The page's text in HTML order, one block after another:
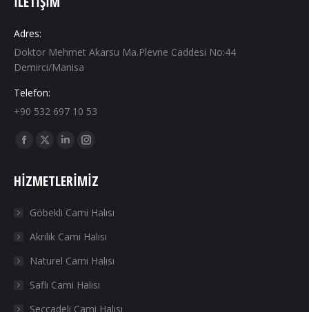
Adres:
Doktor Mehmet Akarsu Ma.Plevne Caddesi No:44
Demirci/Manisa
Telefon:
+90 532 697 10 53
Find us on:
Facebook
opens
new
window
X
opens
new
window
Linkedin
opens
new
window
Instagram
opens
new
window
HIZMETLERIMIZ
Göbekli Cami Halısı
Akrilik Cami Halısı
Naturel Cami Halısı
Saflı Cami Halısı
Seccadeli Cami Halısı